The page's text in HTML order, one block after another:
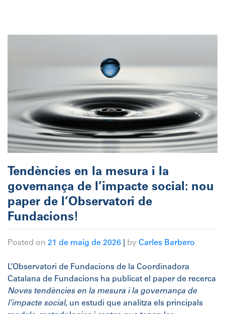
Tendències en la mesura i la
governança de l’impacte social: nou
paper de l’Observatori de
Fundacions!
Posted on 21 de maig de 2026 by Carles Barbero
L’Observatori de Fundacions de la Coordinadora
Catalana de Fundacions ha publicat el paper de recerca
Noves tendències en la mesura i la governança de
l’impacte social, un estudi que analitza els principals